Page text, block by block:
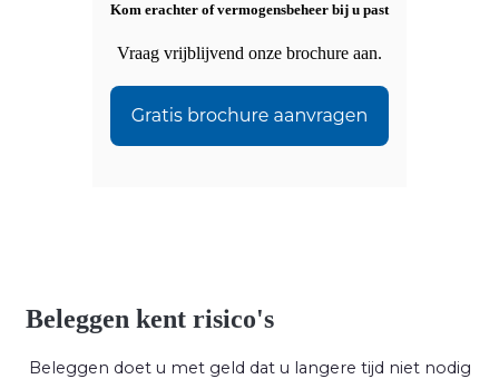
Kom erachter of vermogensbeheer bij u past
Vraag vrijblijvend onze brochure aan.
Beleggen kent risico's
Beleggen doet u met geld dat u langere tijd niet nodig